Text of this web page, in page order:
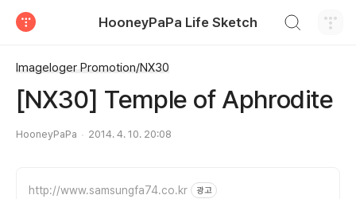
HooneyPaPa Life Sketch
Imageloger Promotion/NX30
[NX30] Temple of Aphrodite
HooneyPaPa 2014. 4. 10. 20:08
http://www.samsungfa74.co.kr 광고